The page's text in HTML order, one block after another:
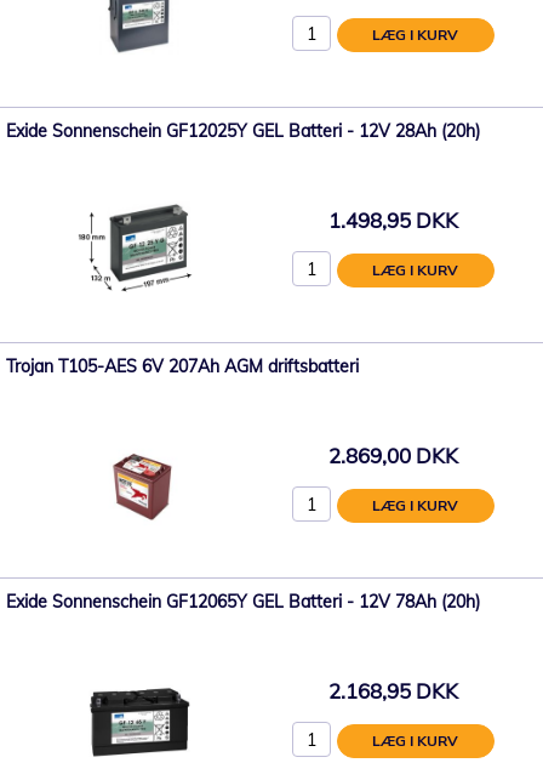
LÆG I KURV
Exide Sonnenschein GF12025Y GEL Batteri - 12V 28Ah (20h)
1.498,95 DKK
LÆG I KURV
Trojan T105-AES 6V 207Ah AGM driftsbatteri
2.869,00 DKK
LÆG I KURV
Exide Sonnenschein GF12065Y GEL Batteri - 12V 78Ah (20h)
2.168,95 DKK
LÆG I KURV